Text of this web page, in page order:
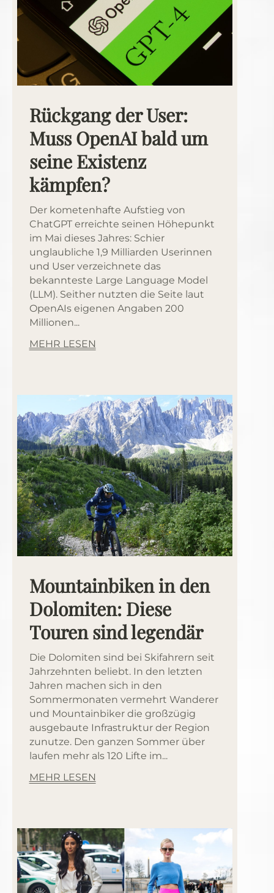
Rückgang der User:
Muss OpenAI bald um
seine Existenz
kämpfen?
Der kometenhafte Aufstieg von
ChatGPT erreichte seinen Höhepunkt
im Mai dieses Jahres: Schier
unglaubliche 1,9 Milliarden Userinnen
und User verzeichnete das
bekannteste Large Language Model
(LLM). Seither nutzten die Seite laut
OpenAIs eigenen Angaben 200
Millionen...
MEHR LESEN
Mountainbiken in den
Dolomiten: Diese
Touren sind legendär
Die Dolomiten sind bei Skifahrern seit
Jahrzehnten beliebt. In den letzten
Jahren machen sich in den
Sommermonaten vermehrt Wanderer
und Mountainbiker die großzügig
ausgebaute Infrastruktur der Region
zunutze. Den ganzen Sommer über
laufen mehr als 120 Lifte im...
MEHR LESEN